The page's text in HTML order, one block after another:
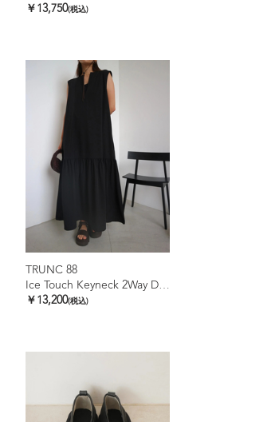
￥13,750(税込)
TRUNC 88
Ice Touch Keyneck 2Way Dress
￥13,200(税込)